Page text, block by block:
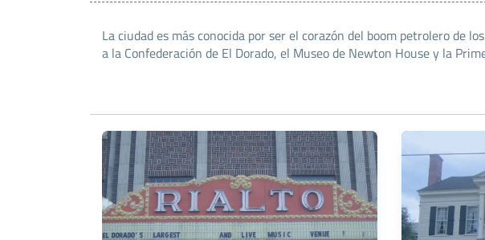
La ciudad es más conocida por ser el corazón del boom petrolero de
a la Confederación de El Dorado, el Museo de Newton House y la